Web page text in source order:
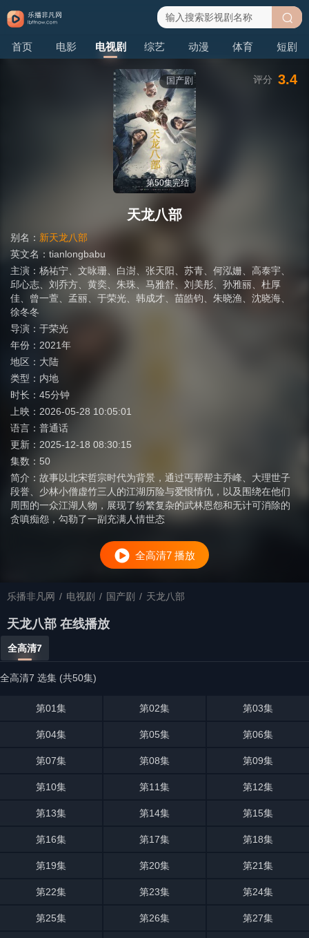
首页 电影 电视剧 综艺 动漫 体育 短剧
搜
国产剧
第50集完结
天龙八部
别名： 新天龙八部
英文名： tianlongbabu
主演： 杨祐宁 文咏珊 白澍 张天阳 苏青 何泓姗 高泰宇
邱心志
刘乔方 黄奕 朱珠 马雅舒 刘美彤 孙雅丽
杜厚
佳
曾一萱 孟丽 于荣光 韩成才 苗皓钧 朱晓渔 沈晓海
徐冬冬
导演： 于荣光
年份： 2021年
地区： 大陆
类型： 内地
时长： 45分钟
上映： 2026-05-28 10:05:01
语言： 普通话
更新： 2025-12-18 08:30:15
集数： 50
简介： 故事以北宋哲宗时代为背景，通过丐帮帮主乔峰、大理世子
段誉、少林小僧虚竹三人的江湖历险与爱恨情仇，以及围绕在他们
周围的一众江湖人物，展现了纷繁复杂的武林恩怨和无计可消除的
贪嗔痴怨，勾勒了一副充满人情世态
评分 3.4
全高清7 播放
乐播非凡网 / 电视剧 / 国产剧 / 天龙八部
天龙八部 在线播放
全高清7
全高清7 选集 (共50集)
第01集 第02集 第03集
第04集 第05集 第06集
第07集 第08集 第09集
第10集 第11集 第12集
第13集 第14集 第15集
第16集 第17集 第18集
第19集 第20集 第21集
第22集 第23集 第24集
第25集 第26集 第27集